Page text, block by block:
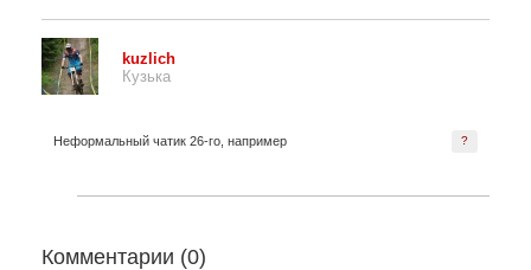
kuzlich
Кузька
?
Неформальный чатик 26-го, например
Комментарии (0)